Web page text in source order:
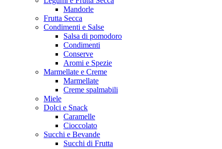
Mandorle
Frutta Secca
Condimenti e Salse
Salsa di pomodoro
Condimenti
Conserve
Aromi e Spezie
Marmellate e Creme
Marmellate
Creme spalmabili
Miele
Dolci e Snack
Caramelle
Cioccolato
Succhi e Bevande
Succhi di Frutta